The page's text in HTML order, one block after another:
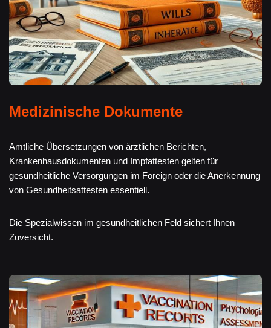
Medizinische Dokumente
Amtliche Übersetzungen von ärztlichen Berichten,
Krankenhausdokumenten und Impfattesten gelten für
gesundheitliche Versorgungen im Foreign oder die Anerkennung
von Gesundheitsattesten essentiell.
Die Spezialwissen im gesundheitlichen Feld sichert Ihnen
Zuversicht.